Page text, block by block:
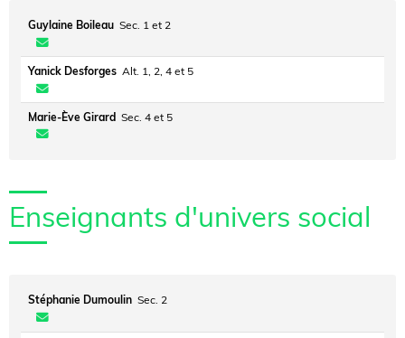
Guylaine Boileau Sec. 1 et 2
Yanick Desforges Alt. 1, 2, 4 et 5
Marie-Ève Girard Sec. 4 et 5
Enseignants d'univers social
Stéphanie Dumoulin Sec. 2